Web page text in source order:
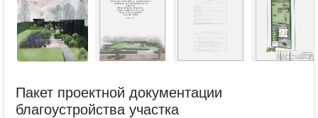
Пакет проектной документации
благоустройства участка